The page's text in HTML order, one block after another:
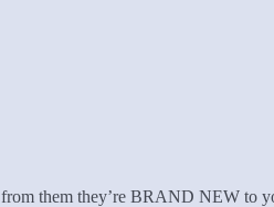
them they’re BRAND NEW to